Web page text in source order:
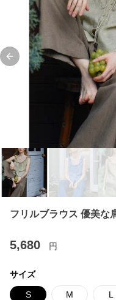
Previous slide
フリルブラウス 優美な
5,680 円
サイズ
S M L